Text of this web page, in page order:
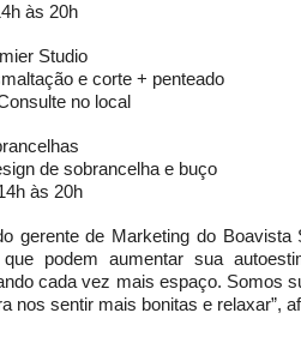
às 20h
Studio
e corte + penteado
no local
de sobrancelha e buço
às 20h
gerente de Marketing do
podem aumentar sua
cada vez mais espaço. Somos
nos sentir mais bonitas e relaxar”,